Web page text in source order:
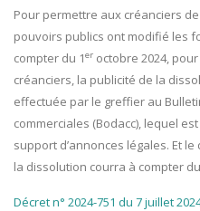
Pour permettre aux créanciers
pouvoirs publics ont modifié les
compter du 1er octobre 2024,
créanciers, la publicité de la
effectuée par le greffier au
commerciales (Bodacc), lequel
support d’annonces légales. Et
la dissolution courra à compter
Décret n° 2024-751 du 7 juillet